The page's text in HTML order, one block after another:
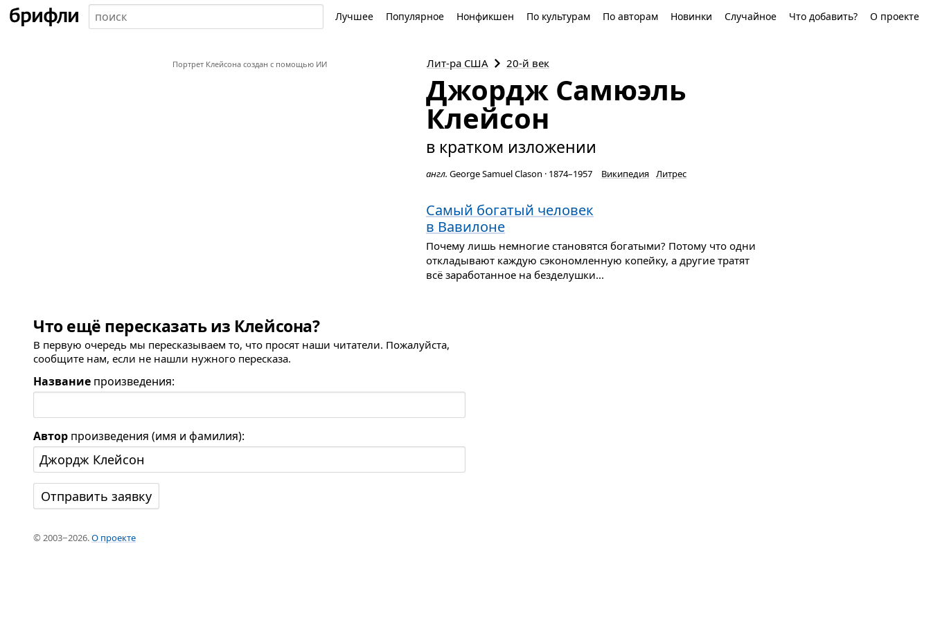
Лучшее Популярное Нонфикшен По культурам По авторам Новинки Случайное Что добавить? О проекте
Портрет Клейсона создан с помощью ИИ Лит-ра США 20-й век
Джордж Самюэль
Клейсон
в кратком изложении
англ. George Samuel Clason · 1874–1957 Википедия Литрес
Самый богатый человек
в Вавилоне
Почему лишь немногие становятся богатыми? Потому что одни
откладывают каждую сэкономленную копейку, а другие тратят
всё заработанное на безделушки...
Что ещё пересказать из Клейсона?
В первую очередь мы пересказываем то, что просят наши читатели. Пожалуйста,
сообщите нам, если не нашли нужного пересказа.
Название произведения:
Автор произведения (имя и фамилия):
© 2003−2026.О проекте